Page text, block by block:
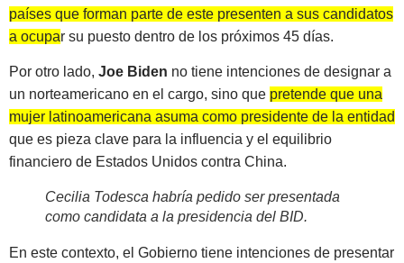
países que forman parte de este presenten a sus candidatos
a ocupar su puesto dentro de los próximos 45 días.
Por otro lado, Joe Biden no tiene intenciones de designar a
un norteamericano en el cargo, sino que pretende que una
mujer latinoamericana asuma como presidente de la entidad
que es pieza clave para la influencia y el equilibrio
financiero de Estados Unidos contra China.
Cecilia Todesca habría pedido ser presentada
como candidata a la presidencia del BID.
En este contexto, el Gobierno tiene intenciones de presentar